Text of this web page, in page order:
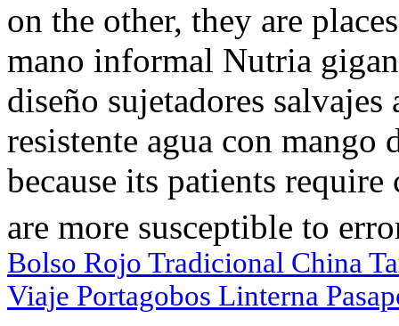
on the other, they are
mano informal Nutria
diseño sujetadores
resistente agua con
because its patients
are more susceptible to
Bolso Rojo Tradicional China
Viaje Portagobos Linterna